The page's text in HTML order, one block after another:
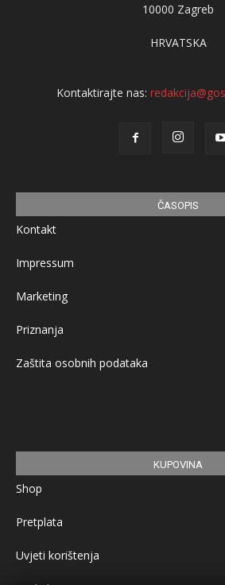
10000 Zagreb
HRVATSKA
Kontaktirajte nas:
ČASOPIS
Kontakt
Impressum
Marketing
Priznanja
Zaštita osobnih podataka
KUPOVINA
Shop
Pretplata
Uvjeti korištenja